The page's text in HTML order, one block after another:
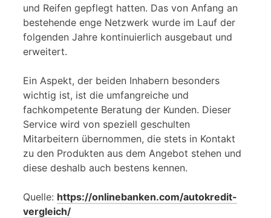
und Reifen gepflegt hatten. Das von Anfang an
bestehende enge Netzwerk wurde im Lauf der
folgenden Jahre kontinuierlich ausgebaut und
erweitert.
Ein Aspekt, der beiden Inhabern besonders
wichtig ist, ist die umfangreiche und
fachkompetente Beratung der Kunden. Dieser
Service wird von speziell geschulten
Mitarbeitern übernommen, die stets in Kontakt
zu den Produkten aus dem Angebot stehen und
diese deshalb auch bestens kennen.
Quelle: https://onlinebanken.com/autokredit-
vergleich/